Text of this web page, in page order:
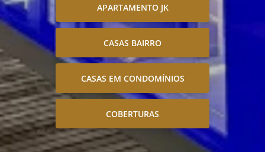
APARTAMENTO JK
CASAS BAIRRO
CASAS EM CONDOMÍNIOS
COBERTURAS